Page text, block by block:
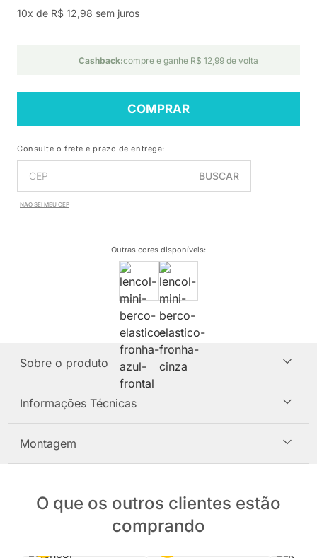
10x de R$ 12,98 sem juros
Cashback:compre e ganhe R$ 12,99 de volta
COMPRAR
Consulte o frete e prazo de entrega:
BUSCAR
NÃO SEI MEU CEP
Outras cores disponíveis:
Sobre o produto
Informações Técnicas
Montagem
O que os outros clientes estão
comprando